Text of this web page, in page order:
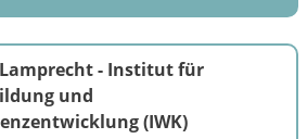
- Institut für
und
(IWK)